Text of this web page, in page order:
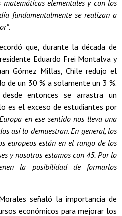
matemáticas elementales y con los
fundamentalmente se realizan a
.
que, durante la década de
Eduardo Frei Montalva y
Gómez Millas, Chile redujo el
de un 30 % a solamente un 3 %.
entonces se arrastra un
es el exceso de estudiantes por
en ese sentido nos lleva una
así lo demuestran. En general, los
europeos están en el rango de los
y nosotros estamos con 45. Por lo
la posibilidad de formarlos
señaló la importancia de
económicos para mejorar los